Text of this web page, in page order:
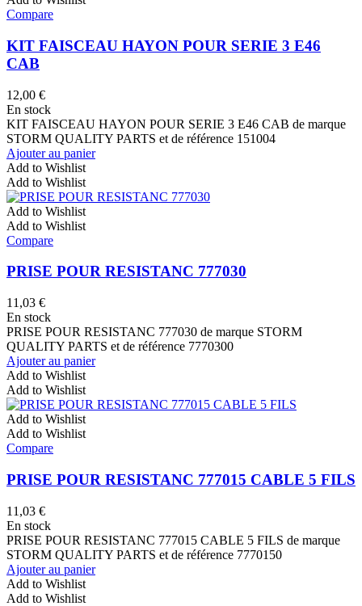
Compare
KIT FAISCEAU HAYON POUR SERIE 3 E46
CAB
12,00 €
En stock
KIT FAISCEAU HAYON POUR SERIE 3 E46 CAB de marque
STORM QUALITY PARTS et de référence 151004
Ajouter au panier
Add to Wishlist
Add to Wishlist
Add to Wishlist
Add to Wishlist
Compare
PRISE POUR RESISTANC 777030
11,03 €
En stock
PRISE POUR RESISTANC 777030 de marque STORM
QUALITY PARTS et de référence 7770300
Ajouter au panier
Add to Wishlist
Add to Wishlist
Add to Wishlist
Add to Wishlist
Compare
PRISE POUR RESISTANC 777015 CABLE 5 FILS
11,03 €
En stock
PRISE POUR RESISTANC 777015 CABLE 5 FILS de marque
STORM QUALITY PARTS et de référence 7770150
Ajouter au panier
Add to Wishlist
Add to Wishlist